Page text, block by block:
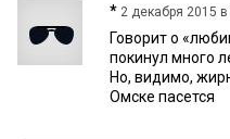
* 2 декабря 2015 в
Говорит о
покинул много
Но, видимо,
Омске пасется